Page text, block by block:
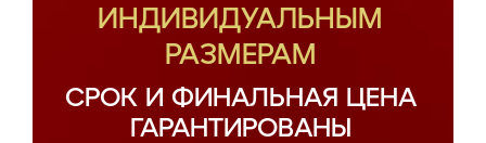
ИНДИВИДУАЛЬНЫМ
РАЗМЕРАМ
СРОК И ФИНАЛЬНАЯ ЦЕНА
ГАРАНТИРОВАНЫ